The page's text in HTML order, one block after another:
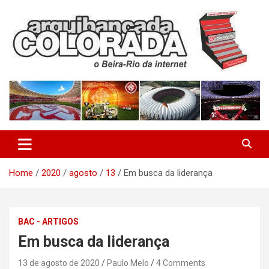
content
Arquibancada Colorada
Home 2020 agosto 13 Em busca da liderança
BAC - ARTIGOS
Em busca da liderança
13 de agosto de 2020 Paulo Melo 4 Comments